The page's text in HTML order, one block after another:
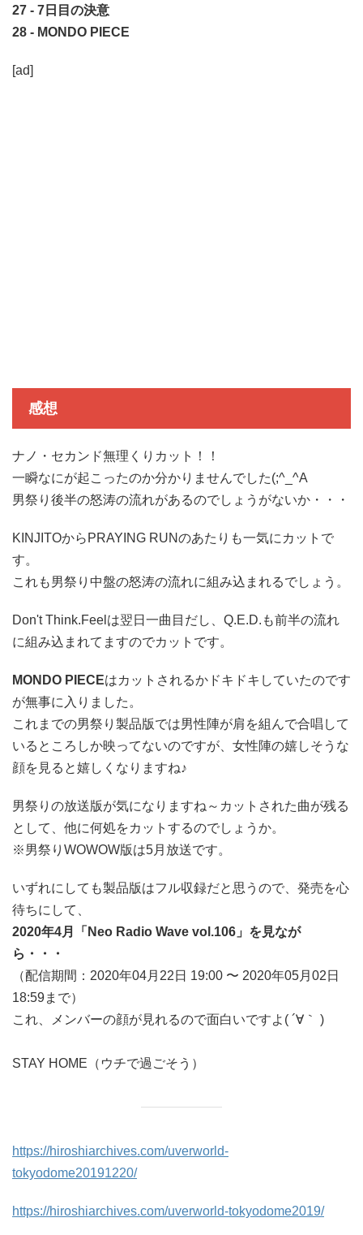
27 - 7日目の決意
28 - MONDO PIECE
[ad]
感想
ナノ・セカンド無理くりカット！！
一瞬なにが起こったのか分かりませんでした(;^_^A
男祭り後半の怒涛の流れがあるのでしょうがないか・・・
KINJITOから PRAYING RUNのあたりも一気にカットで
す。
これも男祭り中盤の怒涛の流れに組み込まれるでしょう。
Don't Think.Feel は翌日一曲目だし、 Q.E.D. も前半の流れ
に組み込まれてますのでカットです。
MONDO PIECEはカットされるかドキドキしていたのです
が無事に入りました。
これまでの男祭り製品版では男性陣が肩を組んで合唱して
いるところしか映ってないのですが、女性陣の嬉しそうな
顔を見ると嬉しくなりますね♪
男祭りの放送版が気になりますね～カットされた曲が残る
として、他に何処をカットするのでしょうか。
※男祭りWOWOW版は5月放送です。
いずれにしても製品版はフル収録だと思うので、発売を心
待ちにして、
2020年4月「Neo Radio Wave vol.106」を見なが
ら・・・
（配信期間：2020年04月22日 19:00 〜 2020年05月02日
18:59まで）
これ、メンバーの顔が見れるので面白いですよ( ´∀｀ )
STAY HOME （ウチで過ごそう）
https://hiroshiarchives.com/uverworld-
tokyodome20191220/
https://hiroshiarchives.com/uverworld-tokyodome2019/